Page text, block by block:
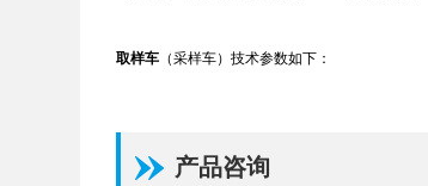
取样车 （采样车）技术参数如下：
产品咨询